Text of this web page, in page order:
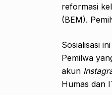
reformasi
(BEM).
Sosialisasi
Pemilwa
akun
Humas dan